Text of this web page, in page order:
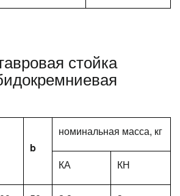
стойка
b
номинальная масса, кг
КА КН